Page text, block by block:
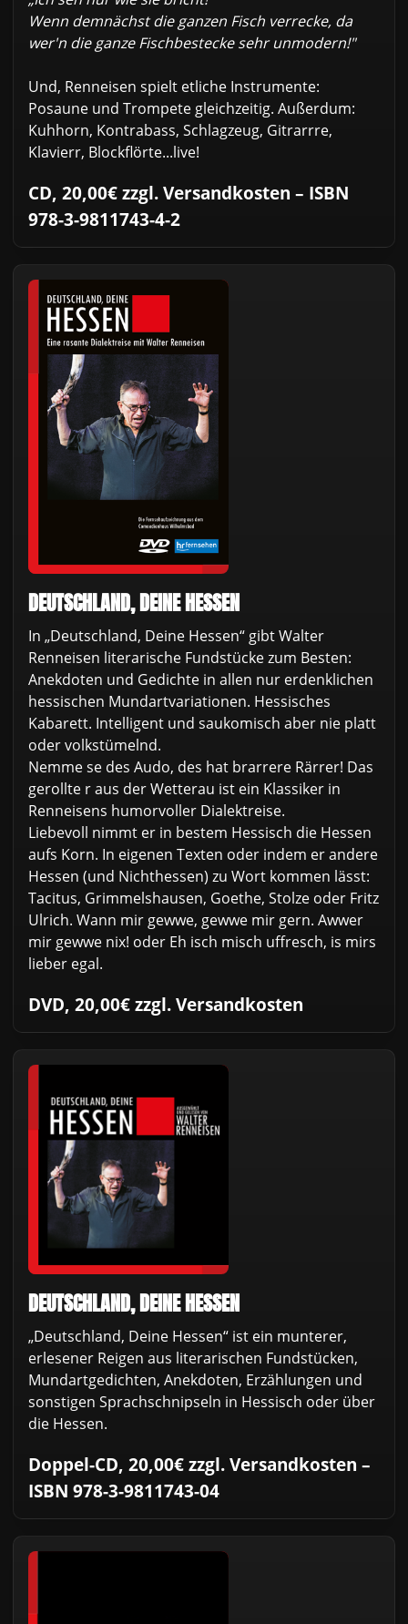
Wenn demnächst die ganzen Fisch verrecke, da
wer'n die ganze Fischbestecke sehr unmodern!"
Und, Renneisen spielt etliche Instrumente:
Posaune und Trompete gleichzeitig. Außerdum:
Kuhhorn, Kontrabass, Schlagzeug, Gitrarrre,
Klavierr, Blockflörte...live!
CD, 20,00€ zzgl. Versandkosten – ISBN
978-3-9811743-4-2
DEUTSCHLAND, DEINE HESSEN
In „Deutschland, Deine Hessen“ gibt Walter
Renneisen literarische Fundstücke zum Besten:
Anekdoten und Gedichte in allen nur erdenklichen
hessischen Mundartvariationen. Hessisches
Kabarett. Intelligent und saukomisch aber nie platt
oder volkstümelnd.
Nemme se des Audo, des hat brarrere Rärrer! Das
gerollte r aus der Wetterau ist ein Klassiker in
Renneisens humorvoller Dialektreise.
Liebevoll nimmt er in bestem Hessisch die Hessen
aufs Korn. In eigenen Texten oder indem er andere
Hessen (und Nichthessen) zu Wort kommen lässt:
Tacitus, Grimmelshausen, Goethe, Stolze oder Fritz
Ulrich. Wann mir gewwe, gewwe mir gern. Awwer
mir gewwe nix! oder Eh isch misch uffresch, is mirs
lieber egal.
DVD, 20,00€ zzgl. Versandkosten
DEUTSCHLAND, DEINE HESSEN
„Deutschland, Deine Hessen“ ist ein munterer,
erlesener Reigen aus literarischen Fundstücken,
Mundartgedichten, Anekdoten, Erzählungen und
sonstigen Sprachschnipseln in Hessisch oder über
die Hessen.
Doppel-CD, 20,00€ zzgl. Versandkosten –
ISBN 978-3-9811743-04